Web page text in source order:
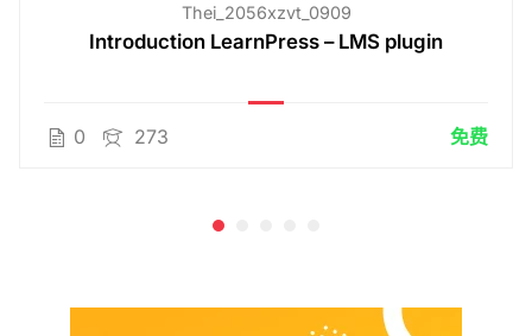
Thei_2056xzvt_0909
Introduction LearnPress – LMS plugin
0 273 免费